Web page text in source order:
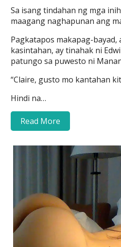
Sa isang tindahan ng mga
maagang naghapunan ang
Pagkatapos makapag-bayad,
kasintahan, ay tinahak ni
patungo sa puwesto ni
“Claire, gusto mo kantahan
Hindi na…
Read More